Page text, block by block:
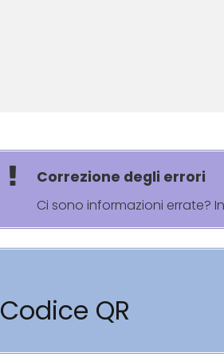
Correzione degli errori
Ci sono informazioni errate?
Codice QR